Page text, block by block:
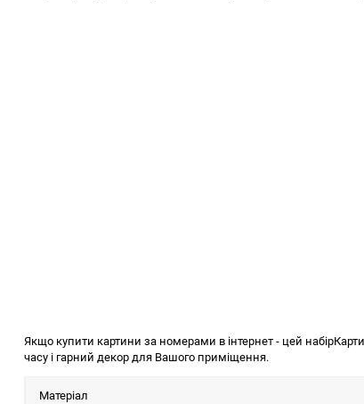
Якщо купити картини за номерами в інтернет - цей набір
часу і гарний декор для Вашого приміщення.
Матеріал